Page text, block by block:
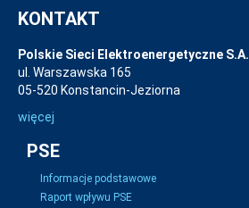
KONTAKT
Polskie Sieci Elektroenergetyczne S.A.
ul. Warszawska 165
05-520 Konstancin-Jeziorna
więcej
PSE
Informacje podstawowe
Raport wpływu PSE